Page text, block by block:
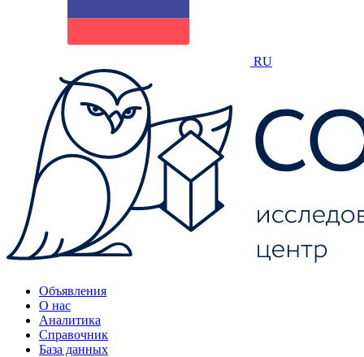
RU
Объявления
О нас
Аналитика
Справочник
База данных